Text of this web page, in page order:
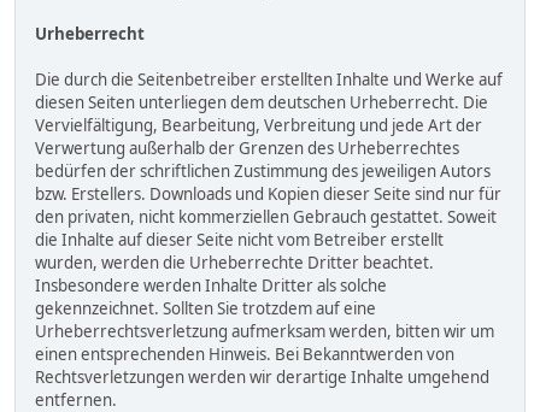
Urheberrecht
Die durch die Seitenbetreiber erstellten Inhalte und Werke auf
diesen Seiten unterliegen dem deutschen Urheberrecht. Die
Vervielfältigung, Bearbeitung, Verbreitung und jede Art der
Verwertung außerhalb der Grenzen des Urheberrechtes
bedürfen der schriftlichen Zustimmung des jeweiligen Autors
bzw. Erstellers. Downloads und Kopien dieser Seite sind nur für
den privaten, nicht kommerziellen Gebrauch gestattet. Soweit
die Inhalte auf dieser Seite nicht vom Betreiber erstellt
wurden, werden die Urheberrechte Dritter beachtet.
Insbesondere werden Inhalte Dritter als solche
gekennzeichnet. Sollten Sie trotzdem auf eine
Urheberrechtsverletzung aufmerksam werden, bitten wir um
einen entsprechenden Hinweis. Bei Bekanntwerden von
Rechtsverletzungen werden wir derartige Inhalte umgehend
entfernen.